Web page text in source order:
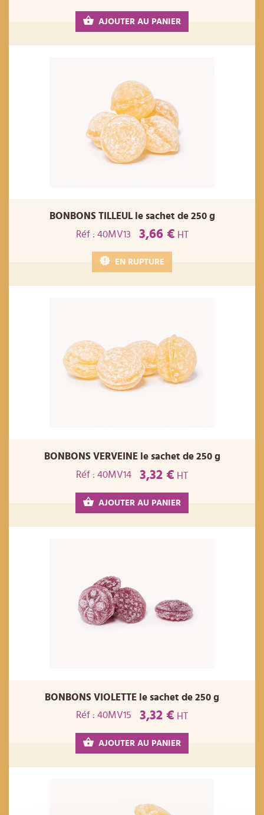
AJOUTER AU PANIER
BONBONS TILLEUL le sachet de 250 g
Réf : 40MV13
3,66 € HT
EN RUPTURE
BONBONS VERVEINE le sachet de 250 g
Réf : 40MV14
3,32 € HT
AJOUTER AU PANIER
BONBONS VIOLETTE le sachet de 250 g
Réf : 40MV15
3,32 € HT
AJOUTER AU PANIER